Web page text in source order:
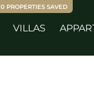
VILLAS
0 PROPERTIES SAVED